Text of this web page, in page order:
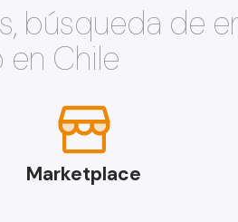
búsqueda de
Chile
Marketplace